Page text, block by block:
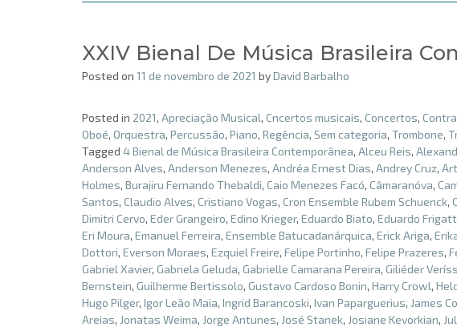
XXIV Bienal De Música Brasileira
Posted on 11 de novembro de 2021 byDavid Barbalho
Posted in 2021, Apreciação Musical, Cncertos musicais, Concertos,
Oboé, Orquestra, Percussão, Piano, Regência, Sem categoria, Trombone,
Tagged 4 Bienal de Música Brasileira Contemporânea, Alceu Reis,
Anderson Alves, Anderson Menezes, Andréa Ernest Dias, Andrey Cruz,
Holmes, Burajiru Fernando Thebaldi, Caio Menezes Facó, Câmaranóva,
Santos, Claudio Alves, Cristiano Vogas, Cron Ensemble Rubem Schuenck,
Dimitri Cervo, Eder Grangeiro, Edino Krieger, Eduardo Biato, Eduardo
Eri Moura, Emanuel Ferreira, Ensemble Batucadanárquica, Erick Ariga,
Dottori, Everson Moraes, Ezquiel Freire, Felipe Portinho, Felipe Prazeres,
Gabriel Xavier, Gabriela Geluda, Gabrielle Camarana Pereira, Giliéder
Bernstein, Guilherme Bertissolo, Gustavo Cardoso Bonin, Harry Crowl,
Hugo Pilger, Igor Leão Maia, Ingrid Barancoski, Ivan Paparguerius, James
Areias, Jonatas Weima, Jorge Antunes, José Stanek, Josiane Kevorkian,